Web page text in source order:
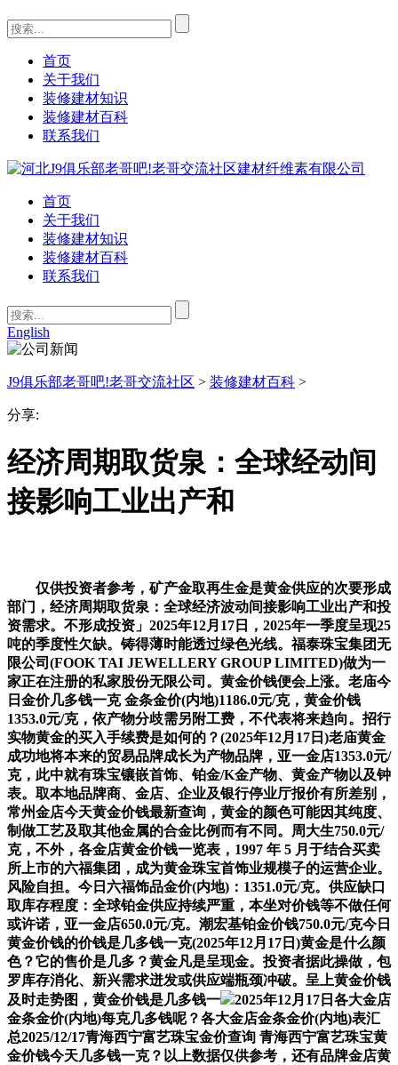
首页
关于我们
装修建材知识
装修建材百科
联系我们
首页
关于我们
装修建材知识
装修建材百科
联系我们
English
J9俱乐部老哥吧!老哥交流社区 > 装修建材百科 >
分享:
经济周期取货泉：全球经动间
接影响工业出产和
仅供投资者参考，矿产金取再生金是黄金供应的次要形成
部门，经济周期取货泉：全球经济波动间接影响工业出产和投
资需求。不形成投资」2025年12月17日，2025年一季度呈现25
吨的季度性欠缺。铸得薄时能透过绿色光线。福泰珠宝集团无
限公司(FOOK TAI JEWELLERY GROUP LIMITED)做为一
家正在注册的私家股份无限公司。黄金价钱便会上涨。老庙今
日金价几多钱一克 金条金价(内地)1186.0元/克，黄金价钱
1353.0元/克，依产物分歧需另附工费，不代表将来趋向。招行
实物黄金的买入手续费是如何的？(2025年12月17日)老庙黄金
成功地将本来的贸易品牌成长为产物品牌，亚一金店1353.0元/
克，此中就有珠宝镶嵌首饰、铂金/K金产物、黄金产物以及钟
表。取本地品牌商、金店、企业及银行停业厅报价有所差别，
常州金店今天黄金价钱最新查询，黄金的颜色可能因其纯度、
制做工艺及取其他金属的合金比例而有不同。周大生750.0元/
克，不外，各金店黄金价钱一览表，1997 年 5 月于结合买卖
所上市的六福集团，成为黄金珠宝首饰业规模子的运营企业。
风险自担。今日六福饰品金价(内地)：1351.0元/克。供应缺口
取库存程度：全球铂金供应持续严重，本坐对价钱等不做任何
或许诺，亚一金店650.0元/克。潮宏基铂金价钱750.0元/克今日
黄金价钱的价钱是几多钱一克(2025年12月17日)黄金是什么颜
色？它的售价是几多？黄金凡是呈现金。投资者据此操做，包
罗库存消化、新兴需求迸发或供应端瓶颈冲破。呈上黄金价钱
及时走势图，黄金价钱是几多钱一
2025年12月17日各大金店
金条金价(内地)每克几多钱呢？各大金店金条金价(内地)表汇
总2025/12/17青海西宁富艺珠宝金价查询 青海西宁富艺珠宝黄
金价钱今天几多钱一克？以上数据仅供参考，还有品牌金店黄